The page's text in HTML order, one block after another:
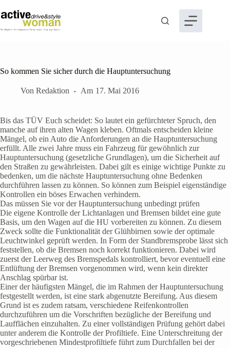
Inhalt
springen
So kommen Sie sicher durch die Hauptuntersuchung
Von Redaktion Am 17. Mai 2016
Bis das TÜV Euch scheidet: So lautet ein gefürchteter Spruch, den
manche auf ihren alten Wagen kleben. Oftmals entscheiden kleine
Mängel, ob ein Auto die Anforderungen an die Hauptuntersuchung
erfüllt. Alle zwei Jahre muss ein Fahrzeug für gewöhnlich zur
Hauptuntersuchung (gesetzliche Grundlagen), um die Sicherheit auf
den Straßen zu gewährleisten. Dabei gilt es einige wichtige Punkte zu
bedenken, um die nächste Hauptuntersuchung ohne Bedenken
durchführen lassen zu können. So können zum Beispiel eigenständige
Kontrollen ein böses Erwachen verhindern.
Das müssen Sie vor der Hauptuntersuchung unbedingt prüfen
Die eigene Kontrolle der Lichtanlagen und Bremsen bildet eine gute
Basis, um den Wagen auf die HU vorbereiten zu können. Zu diesem
Zweck sollte die Funktionalität der Glühbirnen sowie der optimale
Leuchtwinkel geprüft werden. In Form der Standbremsprobe lässt sich
feststellen, ob die Bremsen noch korrekt funktionieren. Dabei wird
zuerst der Leerweg des Bremspedals kontrolliert, bevor eventuell eine
Entlüftung der Bremsen vorgenommen wird, wenn kein direkter
Anschlag spürbar ist.
Einer der häufigsten Mängel, die im Rahmen der Hauptuntersuchung
festgestellt werden, ist eine stark abgenutzte Bereifung. Aus diesem
Grund ist es zudem ratsam, verschiedene Reifenkontrollen
durchzuführen um die Vorschriften bezügliche der Bereifung und
Laufflächen einzuhalten. Zu einer vollständigen Prüfung gehört dabei
unter anderem die Kontrolle der Profiltiefe. Eine Unterschreitung der
vorgeschriebenen Mindestprofiltiefe führt zum Durchfallen bei der